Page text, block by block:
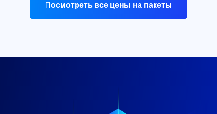
Посмотреть все цены на пакеты